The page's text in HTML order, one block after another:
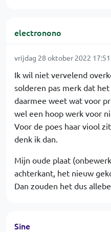
electronono
vrijdag 28 oktober 2022
Ik wil niet vervelend
solderen pas merk dat
daarmee weet wat voor
wel een hoop werk voor
Voor de poes haar viool
denk ik dan.
Mijn oude plaat
achterkant, het nieuw
Dan zouden het dus
Sine